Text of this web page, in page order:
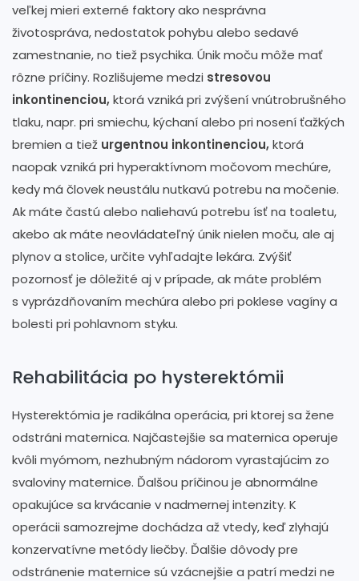
veľkej mieri externé faktory ako nesprávna
životospráva, nedostatok pohybu alebo sedavé
zamestnanie, no tiež psychika. Únik moču môže mať
rôzne príčiny. Rozlišujeme medzi stresovou
inkontinenciou,ktorá vzniká pri zvýšení vnútrobrušného
tlaku, napr. pri smiechu, kýchaní alebo pri nosení ťažkých
bremien a tiež urgentnou inkontinenciou,ktorá
naopak vzniká pri hyperaktívnom močovom mechúre,
kedy má človek neustálu nutkavú potrebu na močenie.
Ak máte častú alebo naliehavú potrebu ísť na toaletu,
akebo ak máte neovládateľný únik nielen moču, ale aj
plynov a stolice, určite vyhľadajte lekára. Zvýšiť
pozornosť je dôležité aj v prípade, ak máte problém
s vyprázdňovaním mechúra alebo pri poklese vagíny a
bolesti pri pohlavnom styku.
Rehabilitácia po hysterektómii
Hysterektómia je radikálna operácia, pri ktorej sa žene
odstráni maternica. Najčastejšie sa maternica operuje
kvôli myómom, nezhubným nádorom vyrastajúcim zo
svaloviny maternice. Ďalšou príčinou je abnormálne
opakujúce sa krvácanie v nadmernej intenzity. K
operácii samozrejme dochádza až vtedy, keď zlyhajú
konzervatívne metódy liečby. Ďalšie dôvody pre
odstránenie maternice sú vzácnejšie a patrí medzi ne